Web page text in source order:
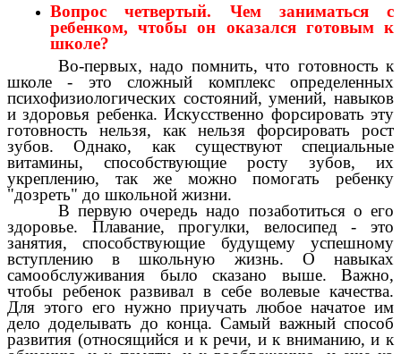
Вопрос четвертый. Чем заниматься с
ребенком, чтобы он оказался готовым к
школе?
Во-первых, надо помнить, что готовность к
школе - это сложный комплекс определенных
психофизиологических состояний, умений, навыков
и здоровья ребенка. Искусственно форсировать эту
готовность нельзя, как нельзя форсировать рост
зубов. Однако, как существуют специальные
витамины, способствующие росту зубов, их
укреплению, так же можно помогать ребенку
"дозреть" до школьной жизни.
В первую очередь надо позаботиться о его
здоровье. Плавание, прогулки, велосипед - это
занятия, способствующие будущему успешному
вступлению в школьную жизнь. О навыках
самообслуживания было сказано выше. Важно,
чтобы ребенок развивал в себе волевые качества.
Для этого его нужно приучать любое начатое им
дело доделывать до конца. Самый важный способ
развития (относящийся и к речи, и к вниманию, и к